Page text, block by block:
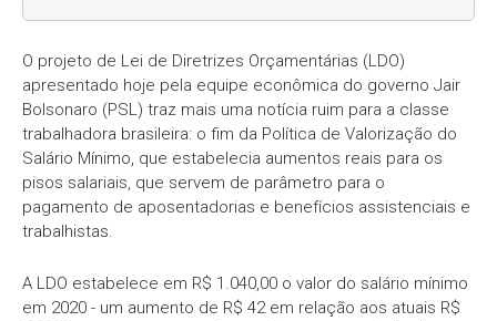
O projeto de Lei de Diretrizes Orçamentárias (LDO)
apresentado hoje pela equipe econômica do governo Jair
Bolsonaro (PSL) traz mais uma notícia ruim para a classe
trabalhadora brasileira: o fim da Política de Valorização do
Salário Mínimo, que estabelecia aumentos reais para os
pisos salariais, que servem de parâmetro para o
pagamento de aposentadorias e benefícios assistenciais e
trabalhistas.
A LDO estabelece em R$ 1.040,00 o valor do salário mínimo
em 2020 - um aumento de R$ 42 em relação aos atuais R$